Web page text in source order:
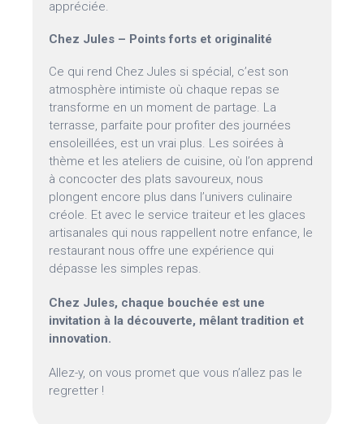
appréciée.
Chez Jules – Points forts et originalité
Ce qui rend Chez Jules si spécial, c’est son
atmosphère intimiste où chaque repas se
transforme en un moment de partage. La
terrasse, parfaite pour profiter des journées
ensoleillées, est un vrai plus. Les soirées à
thème et les ateliers de cuisine, où l’on apprend
à concocter des plats savoureux, nous
plongent encore plus dans l’univers culinaire
créole. Et avec le service traiteur et les glaces
artisanales qui nous rappellent notre enfance, le
restaurant nous offre une expérience qui
dépasse les simples repas.
Chez Jules, chaque bouchée est une
invitation à la découverte, mêlant tradition et
innovation.
Allez-y, on vous promet que vous n’allez pas le
regretter !